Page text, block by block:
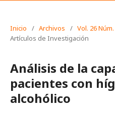
Inicio / Archivos / Vol. 26
Artículos de Investigación
Análisis de la
pacientes con
alcohólico